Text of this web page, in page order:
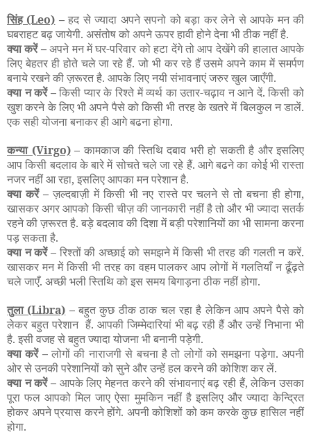
सिंह(Leo) – हद से ज्यादा अपने सपनो को बड़ा कर लेने से आपके मन की
घबराहट बढ़ जायेगी. असंतोष को अपने ऊपर हावी होने देना भी ठीक नहीं है.
क्या करें –अपने मन में घर-परिवार को हटा देंगे तो आप देखेंगे की हालात आपके
लिए बेहतर ही होते चले जा रहे हैं. जो भी कर रहे हैं उसमे अपने काम में समर्पण
बनाये रखने की ज़रूरत है. आपके लिए नयी संभावनाएं जरुर खुल जाएँगी.
क्या न करें –किसी प्यार के रिश्ते में व्यर्थ का उतार-चढ़ाव न आने दें. किसी को
खुश करने के लिए भी अपने पैसे को किसी भी तरह के खतरे में बिलकुल न डालें.
एक सही योजना बनाकर ही आगे बढना होगा.
कन्या(Virgo)– कामकाज की स्तिथि दबाव भरी हो सकती है और इसलिए
आप किसी बदलाव के बारे में सोचते चले जा रहे हैं. आगे बढने का कोई भी रास्ता
नजर नहीं आ रहा, इसलिए आपका मन परेशान है.
क्या करें –ज़ल्दबाज़ी में किसी भी नए रास्ते पर चलने से तो बचना ही होगा,
खासकर अगर आपको किसी चीज़ की जानकारी नहीं है तो और भी ज्यादा सतर्क
रहने की ज़रूरत है. बड़े बदलाव की दिशा में बड़ी परेशानियों का भी सामना करना
पड़ सकता है.
क्या न करें – रिश्तों की अच्छाई को समझने में किसी भी तरह की गलती न करें.
खासकर मन में किसी भी तरह का वहम पालकर आप लोगों में गलतियाँ न ढूँढ़ते
चले जाएँ. अच्छी भली स्तिथि को इस समय बिगाड़ना ठीक नहीं होगा.
तुला(Libra) – बहुत कुछ ठीक ठाक चल रहा है लेकिन आप अपने पैसे को
लेकर बहुत परेशान हैं. आपकी जिम्मेदारियां भी बढ़ रही हैं और उन्हें निभाना भी
है. इसी वजह से बहुत ज्यादा योजना भी बनानी पड़ेगी.
क्या करें –लोगों की नाराजगी से बचना है तो लोगों को समझना पड़ेगा. अपनी
ओर से उनकी परेशानियों को सुने और उन्हें हल करने की कोशिश कर लें.
क्या न करें – आपके लिए मेहनत करने की संभावनाएं बढ़ रही हैं, लेकिन उसका
पूरा फल आपको मिल जाए ऐसा मुमकिन नहीं है इसलिए और ज्यादा केन्द्रित
होकर अपने प्रयास करने होंगे. अपनी कोशिशों को कम करके कुछ हासिल नहीं
होगा.